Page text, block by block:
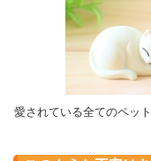
愛されている全てのペッ